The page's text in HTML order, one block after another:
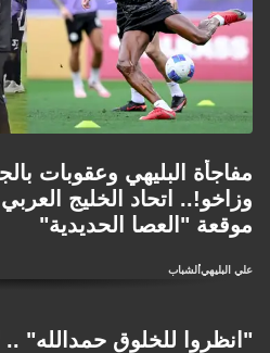
مفاجأة البليهي وعقوبات
وزاخو!.. اتحاد الخليج
موقعة "العصا الحديدية"
علي البليهيالشباب
"انظروا للخلوق حمدالله"